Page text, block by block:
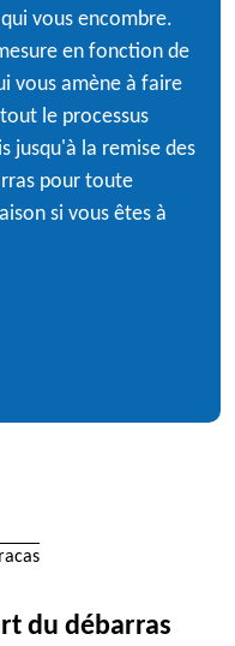
vous encombre.
en fonction de
vous amène à faire
le processus
jusqu'à la remise des
pour toute
si vous êtes à
du débarras